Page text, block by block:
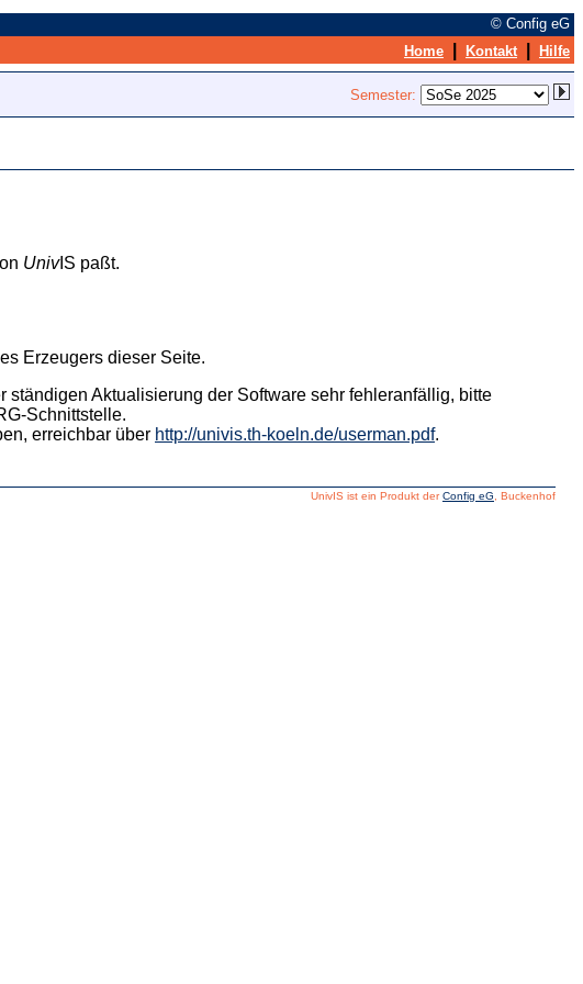
© Config eG
Home Kontakt Hilfe
Semester:
UnivIS paßt.
Erzeugers dieser Seite.
Aktualisierung der Software sehr fehleranfällig, bitte
Schnittstelle.
erreichbar über http://univis.th-koeln.de/userman.pdf.
UnivIS ist ein Produkt derConfig eG , Buckenhof